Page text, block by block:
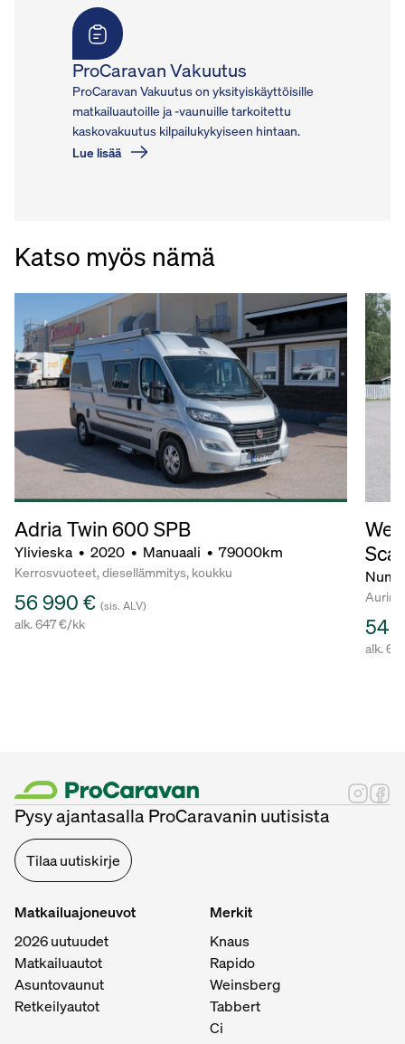
ProCaravan Vakuutus
ProCaravan Vakuutus on yksityiskäyttöisille
matkailuautoille ja -vaunuille tarkoitettu
kaskovakuutus kilpailukykyiseen hintaan.
Lue lisää
Katso myös nämä
Adria Twin 600 SPB
Ylivieska • 2020 • Manuaali • 79000km
Kerrosvuoteet, diesellämmitys, koukku
56 990 € (sis. ALV)
alk. 647 €/kk 54
alk.
Pysy ajantasalla ProCaravanin uutisista
Tilaa uutiskirje
Matkailuajoneuvot
2026 uutuudet
Matkailuautot
Asuntovaunut
Retkeilyautot
Merkit
Knaus
Rapido
Weinsberg
Tabbert
Ci